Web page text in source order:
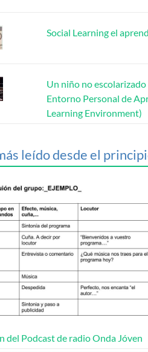
Social Learning el
Un niño no escolarizado
Entorno Personal de
Learning Environment)
leído desde el
del Podcast de radio Onda Jóven